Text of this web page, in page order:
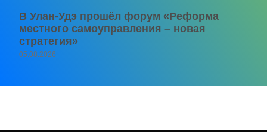
В Улан-Удэ прошёл форум «Реформа
местного самоуправления – новая
стратегия»
05.08.2026